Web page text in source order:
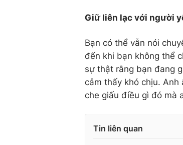
Giữ liên lạc với người
Bạn có thể vẫn nói
đến khi bạn không thể
sự thật rằng bạn đang
cảm thấy khó chịu.
che giấu điều gì đó mà
Tin liên quan